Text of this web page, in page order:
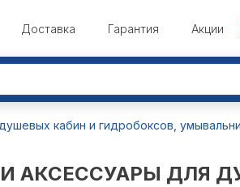
Доставка Гарантия Акции
кабин и гидробоксов,
АКСЕССУАРЫ ДЛЯ